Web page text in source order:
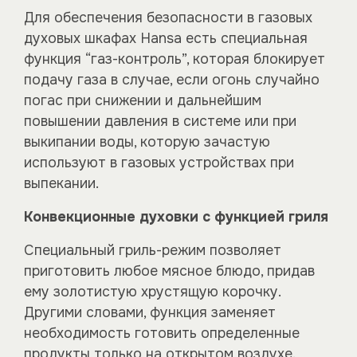
Для обеспечения безопасности в газовых
духовых шкафах Hansa есть специальная
функция “газ-контроль”, которая блокирует
подачу газа в случае, если огонь случайно
погас при снижении и дальнейшим
повышении давления в системе или при
выкипании воды, которую зачастую
используют в газовых устройствах при
выпекании.
Конвекционные духовки с функцией гриля
Специальный гриль-режим позволяет
приготовить любое мясное блюдо, придав
ему золотистую хрустящую корочку.
Другими словами, функция заменяет
необходимость готовить определенные